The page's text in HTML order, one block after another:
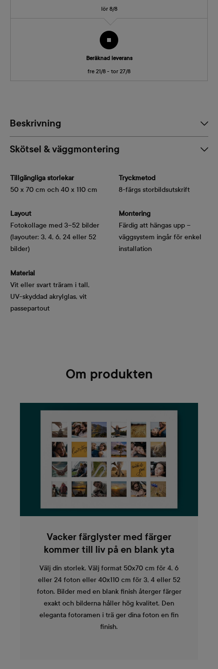
lör 8/8
Beräknad leverans
fre 21/8 - tor 27/8
Beskrivning
Skötsel & väggmontering
Tillgängliga storlekar
50 x 70 cm och 40 x 110 cm
Layout
Fotokollage med 3–52 bilder
(layouter: 3, 4, 6, 24 eller 52
bilder)
Material
Vit eller svart träram i tall,
UV-skyddad akrylglas, vit
passepartout
Tryckmetod
8-färgs storbildsutskrift
Montering
Färdig att hängas upp –
väggsystem ingår för enkel
installation
Om produkten
Vacker färglyster med färger
kommer till liv på en blank yta
Välj din storlek. Välj format 50x70 cm för 4, 6
eller 24 foton eller 40x110 cm för 3, 4 eller 52
foton. Bilder med en blank finish återger färger
exakt och bilderna håller hög kvalitet. Den
eleganta fotoramen i trä ger dina foton en fin
finish.